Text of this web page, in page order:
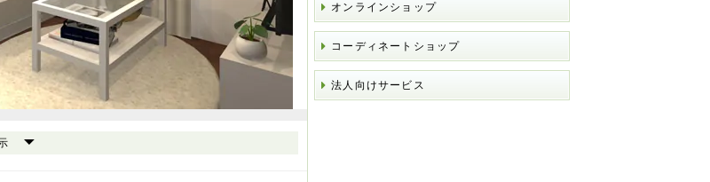
オンラインショップ
コーディネートショップ
法人向けサービス